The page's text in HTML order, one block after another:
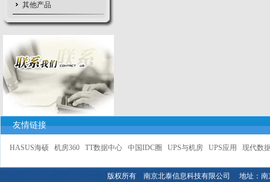
其他产品
友情链接
HASUS海硕 机房360 TT数据中心 中国IDC圈 UPS与机房 UPS应用 现代数
版权所有 南京北泰信息科技有限公司 地址：南